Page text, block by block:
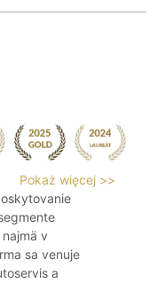
Pokaż więcej >>
v
sa venuje
a